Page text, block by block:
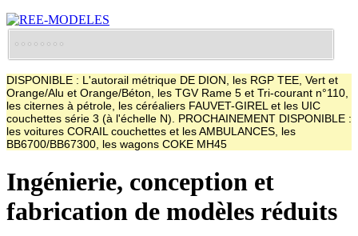
DISPONIBLE : L'autorail métrique DE DION, les RGP TEE, Vert et
Orange/Alu et Orange/Béton, les TGV Rame 5 et Tri-courant n°110,
les citernes à pétrole, les céréaliers FAUVET-GIREL et les UIC
couchettes série 3 (à l'échelle N). PROCHAINEMENT DISPONIBLE :
les voitures CORAIL couchettes et les AMBULANCES, les
BB6700/BB67300, les wagons COKE MH45
Ingénierie, conception et
fabrication de modèles réduits